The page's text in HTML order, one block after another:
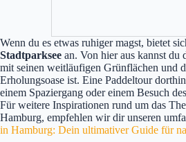
Wenn du es etwas ruhiger magst, bietet
Stadtparksee an. Von hier aus kannst du
mit seinen weitläufigen Grünflächen und
Erholungsoase ist. Eine Paddeltour
einem Spaziergang oder einem Besuch
Für weitere Inspirationen rund um das
Hamburg, empfehlen wir dir unseren
in Hamburg: Dein ultimativer Guide für